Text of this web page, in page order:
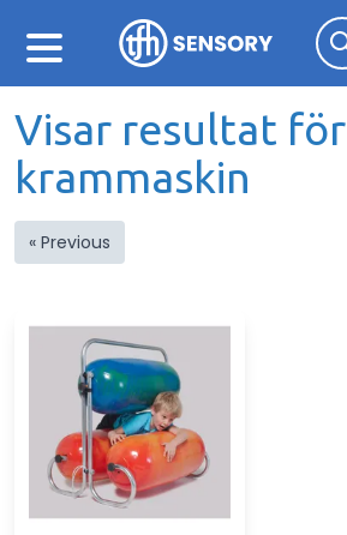
Visar resultat för
krammaskin
« Previous